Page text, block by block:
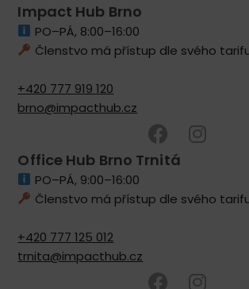
Impact Hub Brno
PO–PÁ, 8:00–16:00
Členstvo má přístup dle svého
+420 777 919 120
brno@impacthub.cz
Office Hub Brno Trnitá
PO–PÁ, 9:00–16:00
Členstvo má přístup dle svého
+420 777 125 012
trnita@impacthub.cz